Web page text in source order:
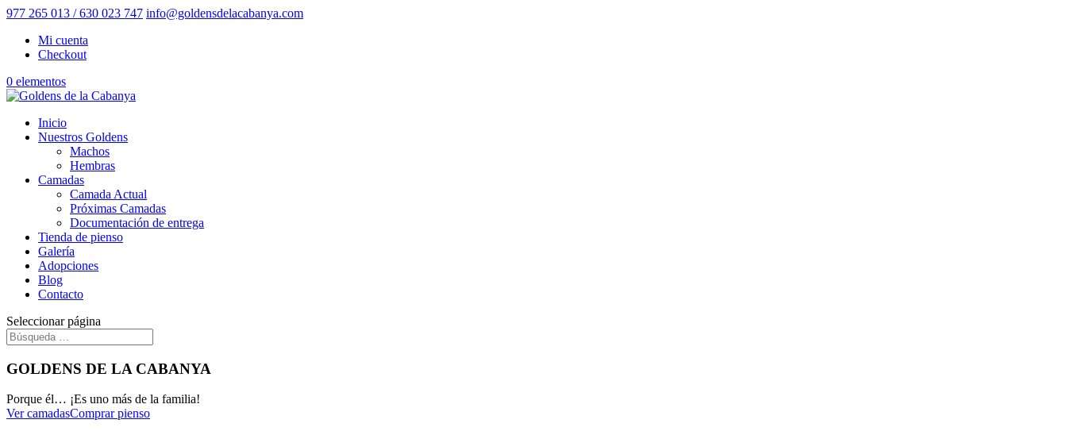
977 265 013 / 630 023 747 info@goldensdelacabanya.com
Mi cuenta
Checkout
0 elementos
Inicio
Nuestros Goldens
Machos
Hembras
Camadas
Camada Actual
Próximas Camadas
Documentación de entrega
Tienda de pienso
Galería
Adopciones
Blog
Contacto
Seleccionar página
GOLDENS DE LA CABANYA
Porque él… ¡Es uno más de la familia!
Ver camadasComprar pienso